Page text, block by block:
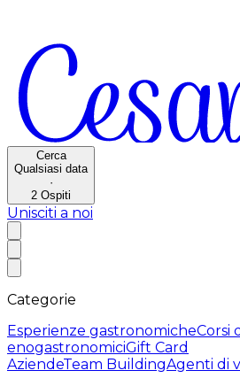
Cerca
Qualsiasi data
·
2 Ospiti
Unisciti a noi
Categorie
Esperienze gastronomicheCorsi
enogastronomiciGift Card
AziendeTeam BuildingAgenti di